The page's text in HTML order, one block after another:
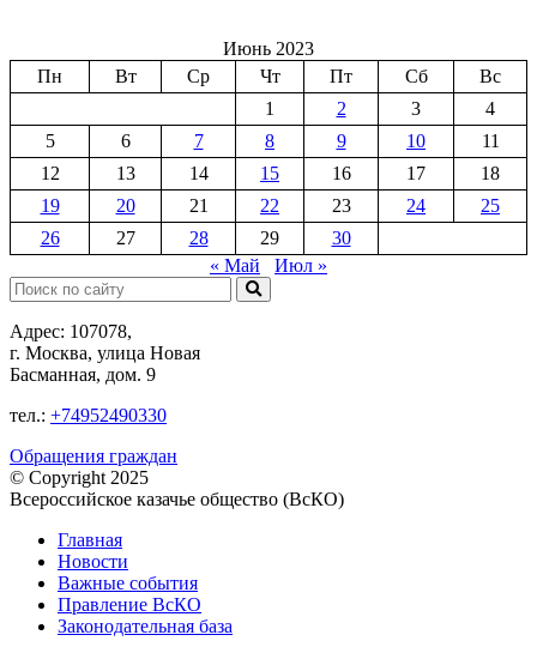
Июнь 2023
Пн
Вт Ср Чт Пт Сб
Вс
1
2 3
4
5
6 7 8 9 10
11
12
13 14 15 16 17
18
19
20 21 22 23 24
25
26
27 28 29
30
« Май
Июл »
Поиск:
Адрес: 107078,
г. Москва, улица Новая
Басманная, дом. 9
тел.: +74952490330
Обращения граждан
© Copyright 2025
Всероссийское казачье общество (ВсКО)
Главная
Новости
Важные события
Правление ВсКО
Законодательная база